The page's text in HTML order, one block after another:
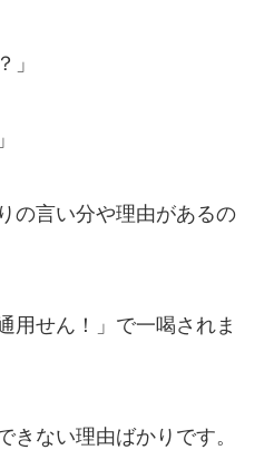
」
の言い分や理由があるの
用せん！」で一喝されま
きない理由ばかりです。